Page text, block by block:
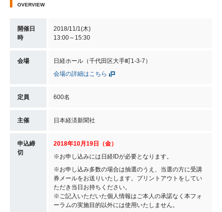
OVERVIEW
開催日
時
2018/11/1(木)
13:00～15:30
会場
日経ホール（千代田区大手町1-3-7）
会場の詳細はこちら
定員 600名
主催 日本経済新聞社
申込締
切
2018年10月19日（金）
※お申し込みには日経IDが必要となります。
※お申し込み多数の場合は抽選のうえ、当選の方に受講
券メールをお送りいたします。プリントアウトをしてい
ただき当日お持ちください。
※ご記入いただいた個人情報はご本人の承諾なく本フォ
ーラムの実施目的以外には使用いたしません。